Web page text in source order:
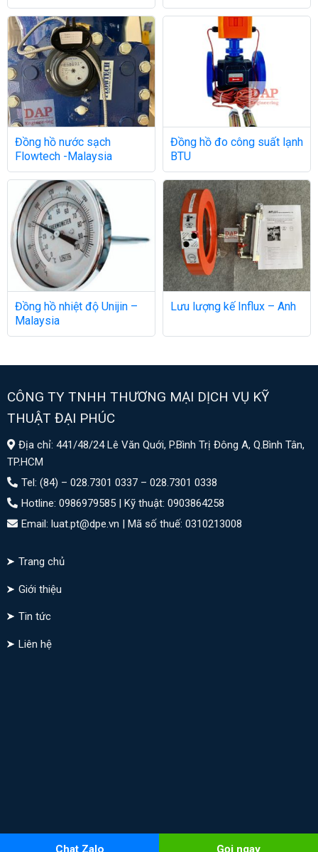
Đồng hồ nước sạch
Flowtech -Malaysia
Đồng hồ đo công suất lạnh
BTU
Đồng hồ nhiệt độ Unijin –
Malaysia
Lưu lượng kế Influx – Anh
CÔNG TY TNHH THƯƠNG MẠI DỊCH VỤ KỸ
THUẬT ĐẠI PHÚC
Địa chỉ: 441/48/24 Lê Văn Quới, P.Bình Trị Đông A, Q.Bình Tân,
TP.HCM
Tel: (84) – 028.7301 0337 – 028.7301 0338
Hotline: 0986979585 | Kỹ thuật: 0903864258
Email: luat.pt@dpe.vn | Mã số thuế: 0310213008
Trang chủ
Giới thiệu
Tin tức
Liên hệ
Copyright 2026 © Kythuatdaiphuc.com
Chat Zalo Gọi ngay